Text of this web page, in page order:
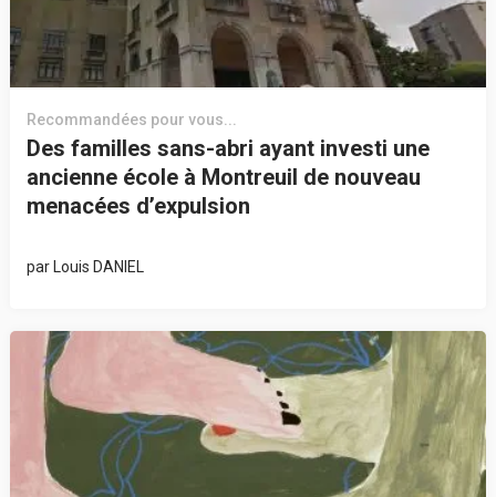
Recommandées pour vous...
Des familles sans-abri ayant investi une
ancienne école à Montreuil de nouveau
menacées d’expulsion
par Louis DANIEL